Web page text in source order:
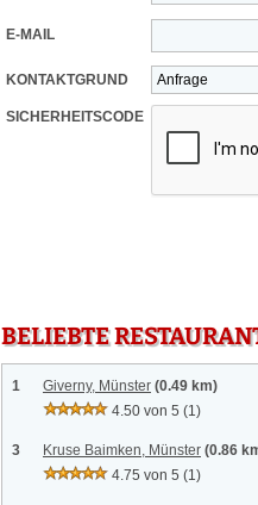
E-MAIL
KONTAKTGRUND
SICHERHEITSCODE
BELIEBTE
1 Giverny, Münster (0.49 km)
4.50 von 5 (1)
3 Kruse Baimken, Münster (0.86
4.75 von 5 (1)